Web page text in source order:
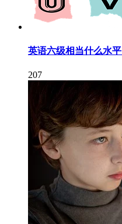
英语六级相当什么水
207